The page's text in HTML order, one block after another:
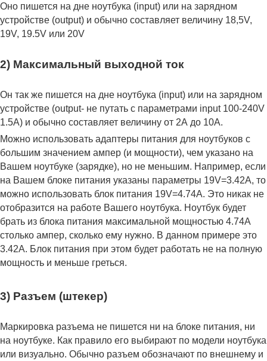
Оно пишется на дне ноутбука (input) или на зарядном
устройстве (output) и обычно составляет величину 18,5V,
19V, 19.5V или 20V
2) Максимальный выходной ток
Он так же пишется на дне ноутбука (input) или на зарядном
устройстве (output- не путать с параметрами input 100-240V
1.5A) и обычно составляет величину от 2А до 10A.
Можно использовать адаптеры питания для ноутбуков с
большим значением ампер (и мощности), чем указано на
Вашем ноутбуке (зарядке), но не меньшим. Например, если
на Вашем блоке питания указаны параметры 19V=3.42A, то
можно использовать блок питания 19V=4.74A. Это никак не
отобразится на работе Вашего ноутбука. Ноутбук будет
брать из блока питания максимальной мощностью 4.74А
столько ампер, сколько ему нужно. В данном примере это
3.42А. Блок питания при этом будет работать не на полную
мощность и меньше греться.
3) Разъем (штекер)
Маркировка разъема не пишется ни на блоке питания, ни
на ноутбуке. Как правило его выбирают по модели ноутбука
или визуально. Обычно разъем обозначают по внешнему и